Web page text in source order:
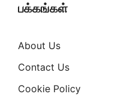
பக்கங்கள்
About Us
Contact Us
Cookie Policy